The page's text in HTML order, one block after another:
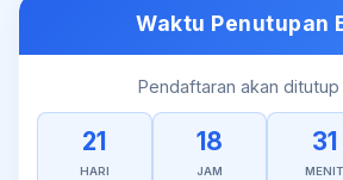
Waktu Penutupan
Pendaftaran akan ditutup
21
HARI
18
JAM
31
MENIT